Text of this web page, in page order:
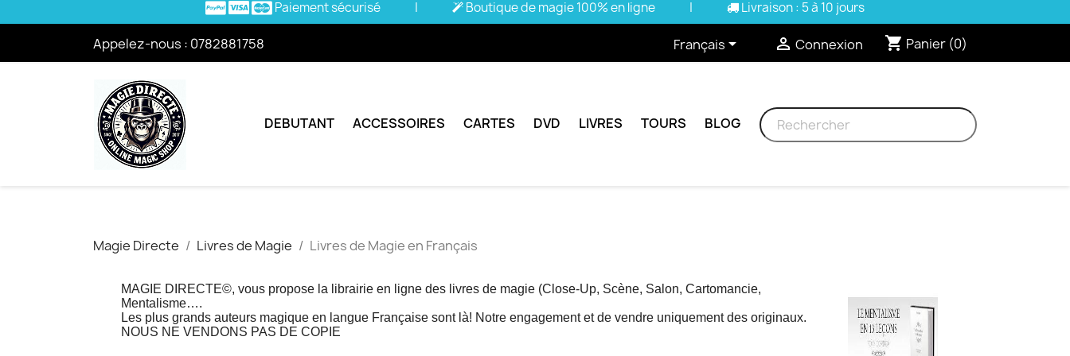
Paiement sécurisé | Boutique de magie 100% en ligne | Livraison : 5 à 10 jours
Appelez-nous : 0782881758 Français  Connexion shopping_cart Panier (0)
DEBUTANT ACCESSOIRES CARTES DVD LIVRES TOURS BLOG
Magie Directe Livres de Magie Livres de Magie en Français
MAGIE DIRECTE©, vous propose la librairie en ligne des livres de magie (Close-Up, Scène, Salon, Cartomancie,
Mentalisme….
Les plus grands auteurs magique en langue Française sont là! Notre engagement et de vendre uniquement des originaux.
NOUS NE VENDONS PAS DE COPIE